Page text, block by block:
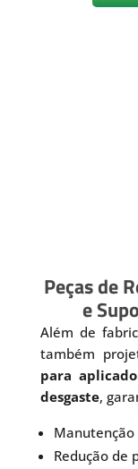
Peças de
e
Além de
também
para
desgaste,
Manutenção
Redução de